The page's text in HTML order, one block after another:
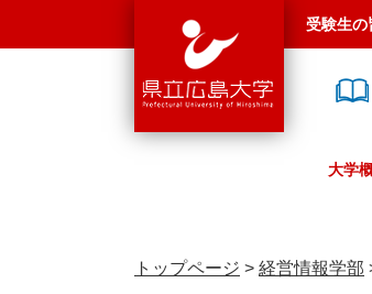
島
大
受験生の
大学
トップページ > 経営情報学部